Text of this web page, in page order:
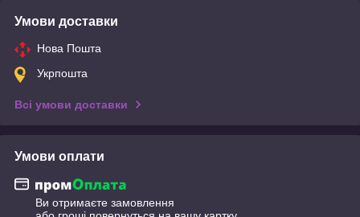
Умови доставки
Нова Пошта
Укрпошта
Всі умови доставки
Умови оплати
Ви отримаєте замовлення